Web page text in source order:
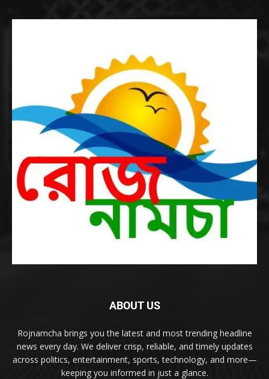
ABOUT US
Rojnamcha brings you the latest and most trending headline
news every day. We deliver crisp, reliable, and timely updates
across politics, entertainment, sports, technology, and more—
keeping you informed in just a glance.